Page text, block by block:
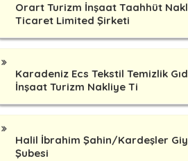
Orart Turizm İnşaat Taahhüt
Ticaret Limited Şirketi
Karadeniz Ecs Tekstil Temizlik
İnşaat Turizm Nakliye Ti
Halil İbrahim Şahin/Kardeşler
Şubesi